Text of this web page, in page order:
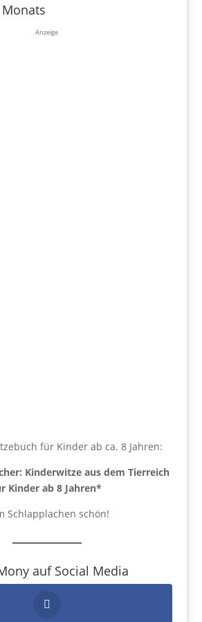
Anzeige
für Kinder ab ca. 8 Jahren:
Kinderwitze aus dem Tierreich
Kinder ab 8 Jahren*
Schlapplachen schön!
auf Social Media